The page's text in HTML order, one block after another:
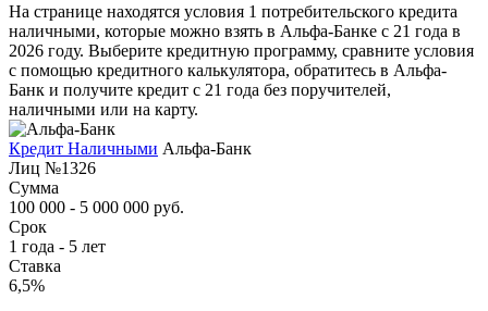
На странице находятся условия 1 потребительского кредита
наличными, которые можно взять в Альфа-Банке с 21 года в
2026 году. Выберите кредитную программу, сравните условия
с помощью кредитного калькулятора, обратитесь в Альфа-
Банк и получите кредит с 21 года без поручителей,
наличными или на карту.
Кредит Наличными Альфа-Банк
Лиц №1326
Сумма
100 000 - 5 000 000 руб.
Срок
1 года - 5 лет
Ставка
6,5%